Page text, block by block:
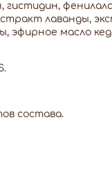
гистидин,
лаванды,
эфирное масло
состава.